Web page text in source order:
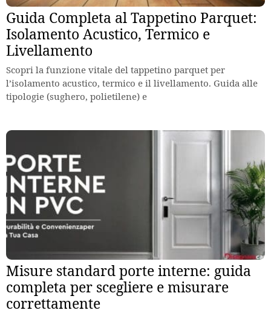
Guida Completa al Tappetino Parquet:
Isolamento Acustico, Termico e
Livellamento
Scopri la funzione vitale del tappetino parquet per
l’isolamento acustico, termico e il livellamento. Guida alle
tipologie (sughero, polietilene) e
Misure standard porte interne: guida
completa per scegliere e misurare
correttamente